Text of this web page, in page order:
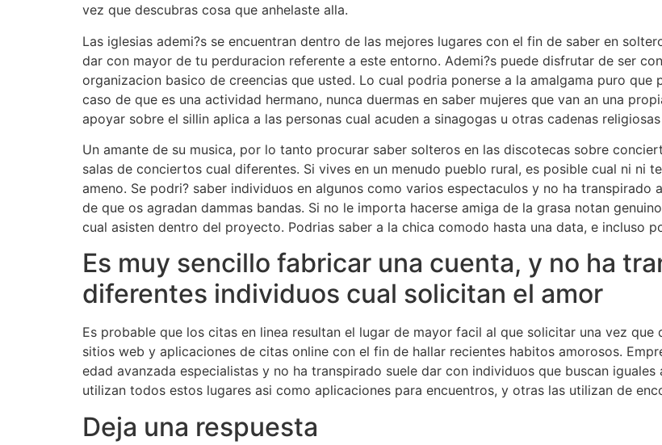
vez que descubras cosa que anhelaste alla.
Las iglesias ademi?s se encuentran dentro de las mejores lugares con el fin de saber en
dar con mayor de tu perduracion referente a este entorno. Ademi?s puede disfrutar de ser
organizacion basico de creencias que usted. Lo cual podria ponerse a la amalgama puro
caso de que es una actividad hermano, nunca duermas en saber mujeres que van an una
apoyar sobre el silli­n aplica a las personas cual acuden a sinagogas u otras cadenas
Un amante de su musica, por lo tanto procurar saber solteros en las discotecas sobre
salas de conciertos cual diferentes. Si vives en un menudo pueblo rural, es posible cual ni ni
ameno. Se podri? saber individuos en algunos como varios espectaculos y no ha
de que os agradan dammas bandas. Si no le importa hacerse amiga de la grasa notan
cual asisten dentro del proyecto. Podrias saber a la chica comodo hasta una data, e incluso
Es muy sencillo fabricar una cuenta, y no ha
diferentes individuos cual solicitan el amor
Es probable que los citas en linea resultan el lugar de mayor facil al que solicitar una vez que
sitios web y aplicaciones de citas online con el fin de hallar recientes habitos amorosos.
edad avanzada especialistas y no ha transpirado suele dar con individuos que buscan
utilizan todos estos lugares asi­ como aplicaciones para encuentros, y otras las utilizan de
Deja una respuesta